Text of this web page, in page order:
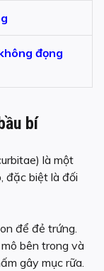
đọng
bí
là một
đặc biệt là đối
để đẻ trứng.
bên trong và
gây mục rữa.